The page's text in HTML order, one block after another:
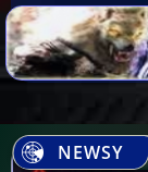
NEWSY